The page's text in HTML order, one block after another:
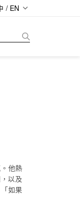
/ EN
他熱
以及
如果